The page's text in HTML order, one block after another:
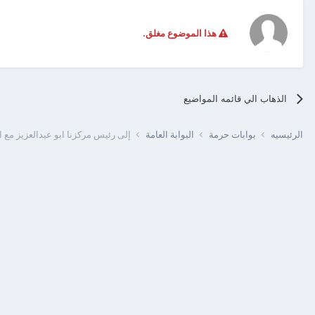
هذا الموضوع مغلق.
الذهاب الي قائمه المواضيع
الرئيسيه بوابات حرمة البوابة العامة إلى رئيس مركزنا ابو عبدالعزيز مع